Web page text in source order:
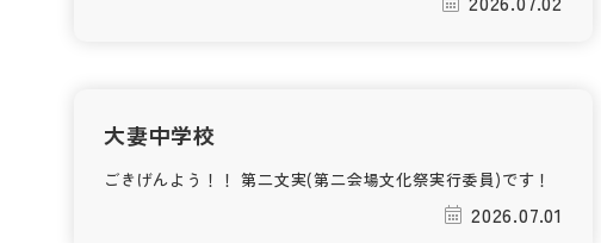
大妻中学校
ごきげんよう！！ 第二文実(第二会場文化祭実行委員)です！
2026.07.01